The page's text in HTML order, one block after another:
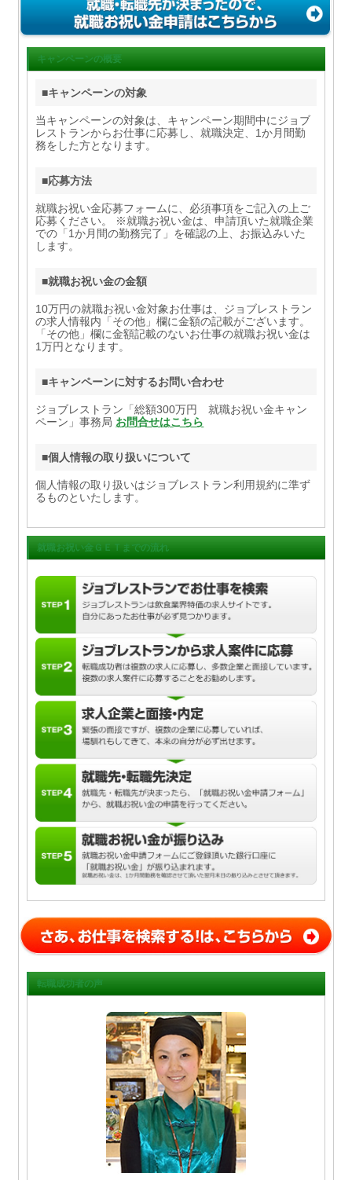
キャンペーンの概要
■キャンペーンの対象
当キャンペーンの対象は、キャンペーン期間中にジョブ
レストランからお仕事に応募し、就職決定、1か月間勤
務をした方となります。
■応募方法
就職お祝い金応募フォームに、必須事項をご記入の上ご
応募ください。 ※就職お祝い金は、申請頂いた就職企業
での「1か月間の勤務完了」を確認の上、お振込みいた
します。
■就職お祝い金の金額
10万円の就職お祝い金対象お仕事は、ジョブレストラン
の求人情報内「その他」欄に金額の記載がございます。
「その他」欄に金額記載のないお仕事の就職お祝い金は
1万円となります。
■キャンペーンに対するお問い合わせ
ジョブレストラン「総額300万円 就職お祝い金キャン
ペーン」事務局 お問合せはこちら
■個人情報の取り扱いについて
個人情報の取り扱いはジョブレストラン利用規約に準ず
るものといたします。
就職お祝い金ＧＥＴまでの流れ
転職成功者の声